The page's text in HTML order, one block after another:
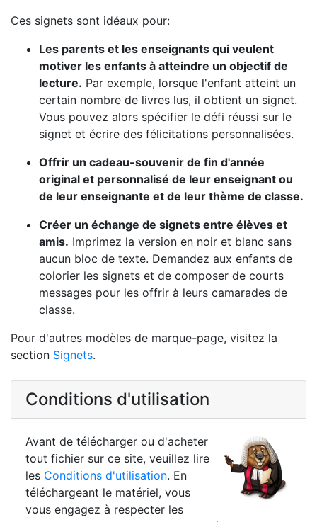
Ces signets sont idéaux pour:
Les parents et les enseignants qui veulent
motiver les enfants à atteindre un objectif de
lecture. Par exemple, lorsque l'enfant atteint un
certain nombre de livres lus, il obtient un signet.
Vous pouvez alors spécifier le défi réussi sur le
signet et écrire des félicitations personnalisées.
Offrir un cadeau-souvenir de fin d'année
original et personnalisé de leur enseignant ou
de leur enseignante et de leur thème de classe.
Créer un échange de signets entre élèves et
amis. Imprimez la version en noir et blanc sans
aucun bloc de texte. Demandez aux enfants de
colorier les signets et de composer de courts
messages pour les offrir à leurs camarades de
classe.
Pour d'autres modèles de marque-page, visitez la
section Signets.
Conditions d'utilisation
Avant de télécharger ou d'acheter
tout fichier sur ce site, veuillez lire
les Conditions d'utilisation. En
téléchargeant le matériel, vous
vous engagez à respecter les